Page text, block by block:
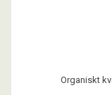
Organiskt